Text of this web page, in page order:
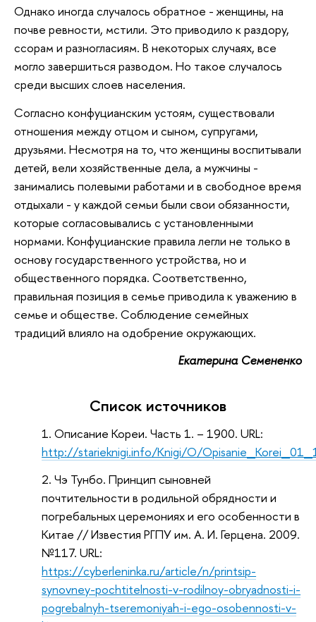
Однако иногда случалось обратное - женщины, на
почве ревности, мстили. Это приводило к раздору,
ссорам и разногласиям. В некоторых случаях, все
могло завершиться разводом. Но такое случалось
среди высших слоев населения.
Согласно конфуцианским устоям, существовали
отношения между отцом и сыном, супругами,
друзьями. Несмотря на то, что женщины воспитывали
детей, вели хозяйственные дела, а мужчины -
занимались полевыми работами и в свободное время
отдыхали - у каждой семьи были свои обязанности,
которые согласовывались с установленными
нормами. Конфуцианские правила легли не только в
основу государственного устройства, но и
общественного порядка. Соответственно,
правильная позиция в семье приводила к уважению в
семье и обществе. Соблюдение семейных
традиций влияло на одобрение окружающих.
Екатерина Семененко
Список источников
Описание Кореи. Часть 1. – 1900. URL:
http://starieknigi.info/Knigi/O/
Чэ Тунбо. Принцип сыновней
почтительности в родильной обрядности и
погребальных церемониях и его особенности в
Китае // Известия РГПУ им. А. И. Герцена. 2009.
№117. URL:
https://cyberleninka.ru/article/n/printsip-
synovney-pochtitelnosti-v-rodilnoy-obryadnosti-i-
pogrebalnyh-tseremoniyah-i-ego-osobennosti-v-